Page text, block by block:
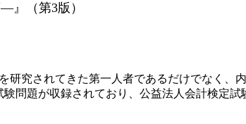
』（第3版）
究されてきた第一人者であるだけでなく、
問題が収録されており、公益法人会計検定